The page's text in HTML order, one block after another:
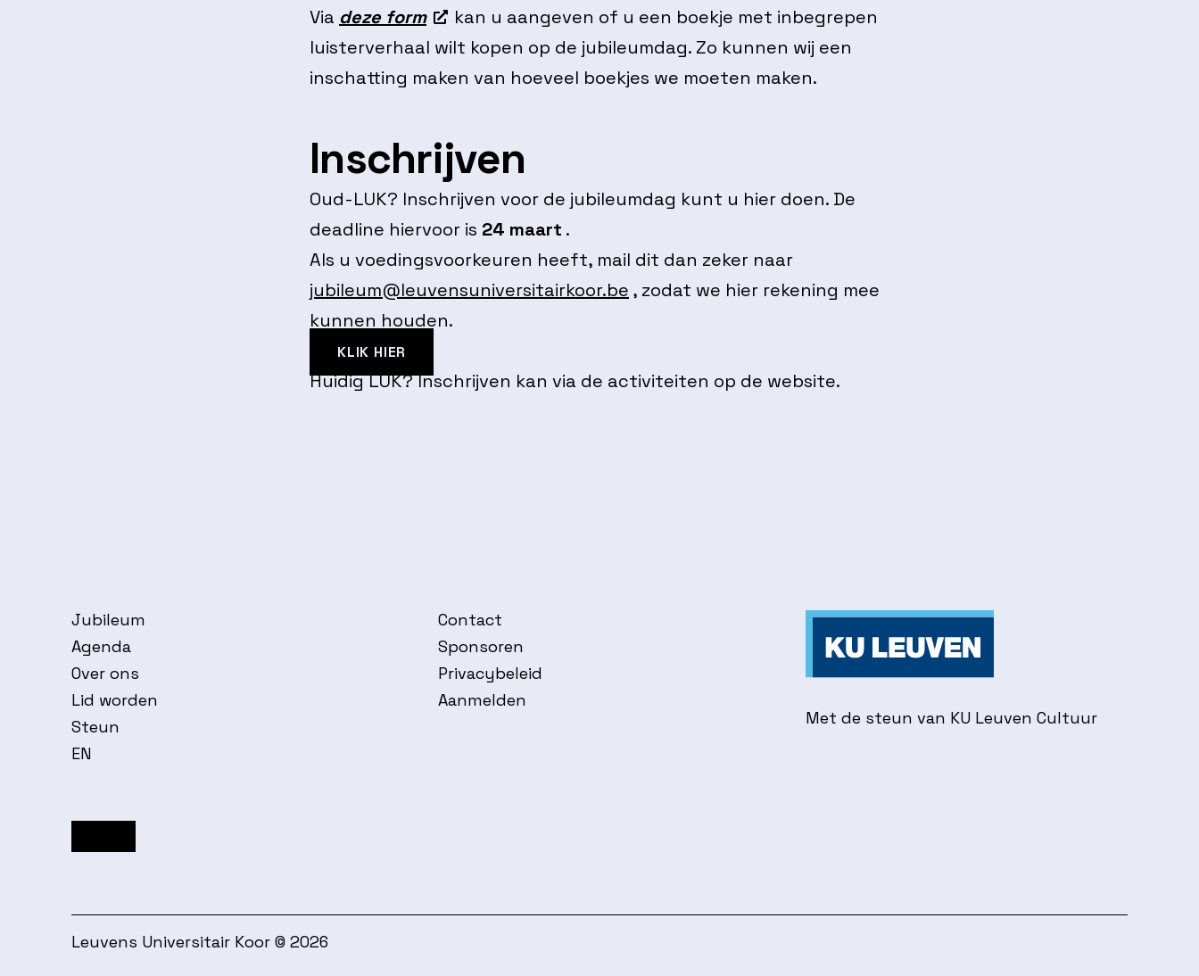
Via deze form
kan u aangeven of u een boekje met inbegrepen
luisterverhaal wilt kopen op de jubileumdag. Zo kunnen wij een
inschatting maken van hoeveel boekjes we moeten maken.
Inschrijven
Oud-LUK? Inschrijven voor de jubileumdag kunt u hier doen. De
deadline hiervoor is 24 maart .
Als u voedingsvoorkeuren heeft, mail dit dan zeker naar
jubileum@leuvensuniversitairkoor.be , zodat we hier rekening mee
kunnen houden.
KLIK HIER
Huidig LUK? Inschrijven kan via de activiteiten op de website.
Jubileum
Agenda
Over ons
Lid worden
Steun
EN
Contact
Sponsoren
Privacybeleid
Aanmelden
Met de steun van KU Leuven Cultuur
Leuvens Universitair Koor © 2026